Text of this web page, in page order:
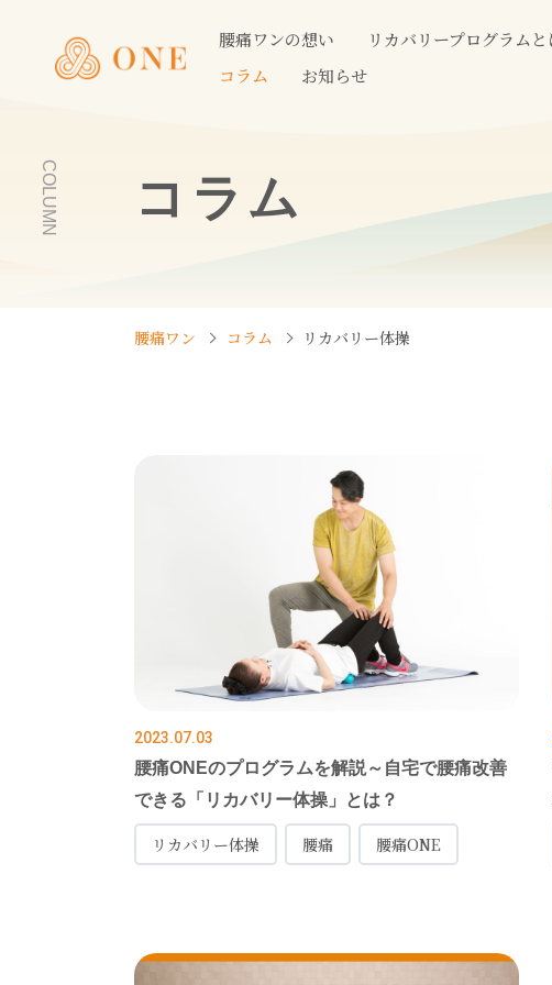
腰痛ワンの想い リカバリープログラムと
コラム
お知らせ
COLUMN コラム
腰痛ワン コラム リカバリー体操
2023.07.03
腰痛ONEのプログラムを解説～自宅で腰痛改善
できる「リカバリー体操」とは？
リカバリー体操 腰痛 腰痛ONE